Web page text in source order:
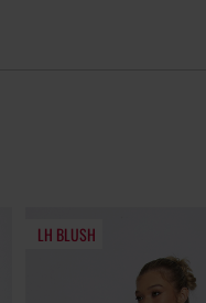
NIE MAM KONTA
LH BLUSH